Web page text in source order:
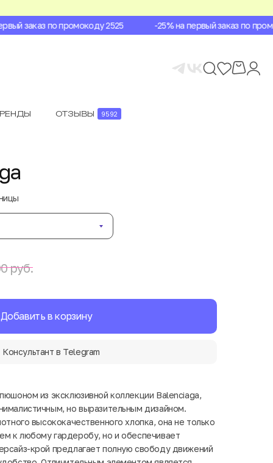
заказ по промокоду 2525 -25% на первый заказ по
ОТЗЫВЫ 9592
руб.
Добавить в корзину
Консультант в Telegram
из эксклюзивной коллекции Balenciaga,
но выразительным дизайном.
высококачественного хлопка, она не только
к любому гардеробу, но и обеспечивает
крой предлагает полную свободу движений